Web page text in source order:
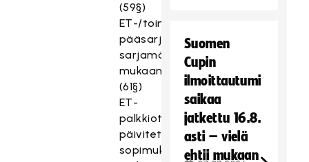
(59§)
ET-/toimitsijapalkkiot,
pääsarjoissa
sarjamääräysten
mukaan
(61§)
ET-
palkkiot,
päivitetty
sopimuksen
Suomen
Cupin
ilmoittautumi
saikaa
jatkettu 16.8.
asti – vielä
ehtii mukaan